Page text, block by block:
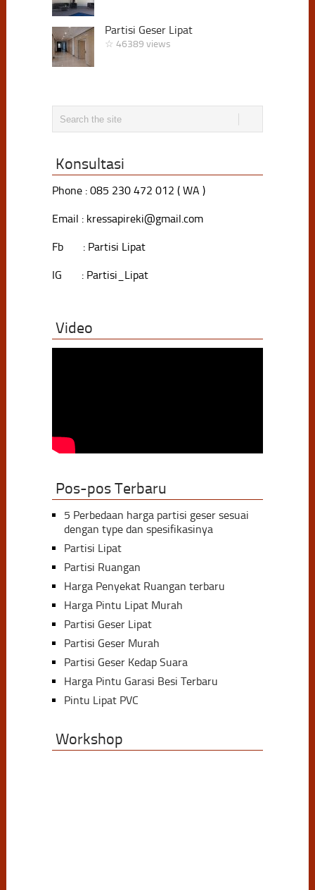
Partisi Geser Lipat
☆ 46389 views
Konsultasi
Phone : 085 230 472 012 ( WA )
Email : kressapireki@gmail.com
Fb : Partisi Lipat
IG : Partisi_Lipat
Video
Pos-pos Terbaru
5 Perbedaan harga partisi geser sesuai
dengan type dan spesifikasinya
Partisi Lipat
Partisi Ruangan
Harga Penyekat Ruangan terbaru
Harga Pintu Lipat Murah
Partisi Geser Lipat
Partisi Geser Murah
Partisi Geser Kedap Suara
Harga Pintu Garasi Besi Terbaru
Pintu Lipat PVC
Workshop